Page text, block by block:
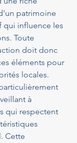
patrimoine
qui influence les
Toute
doit donc
éléments pour
locales.
à
qui respectent
Cette